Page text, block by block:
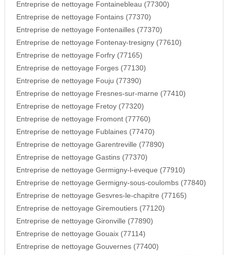
Entreprise de nettoyage Fontainebleau (77300)
Entreprise de nettoyage Fontains (77370)
Entreprise de nettoyage Fontenailles (77370)
Entreprise de nettoyage Fontenay-tresigny (77610)
Entreprise de nettoyage Forfry (77165)
Entreprise de nettoyage Forges (77130)
Entreprise de nettoyage Fouju (77390)
Entreprise de nettoyage Fresnes-sur-marne (77410)
Entreprise de nettoyage Fretoy (77320)
Entreprise de nettoyage Fromont (77760)
Entreprise de nettoyage Fublaines (77470)
Entreprise de nettoyage Garentreville (77890)
Entreprise de nettoyage Gastins (77370)
Entreprise de nettoyage Germigny-l-eveque (77910)
Entreprise de nettoyage Germigny-sous-coulombs (77840)
Entreprise de nettoyage Gesvres-le-chapitre (77165)
Entreprise de nettoyage Giremoutiers (77120)
Entreprise de nettoyage Gironville (77890)
Entreprise de nettoyage Gouaix (77114)
Entreprise de nettoyage Gouvernes (77400)